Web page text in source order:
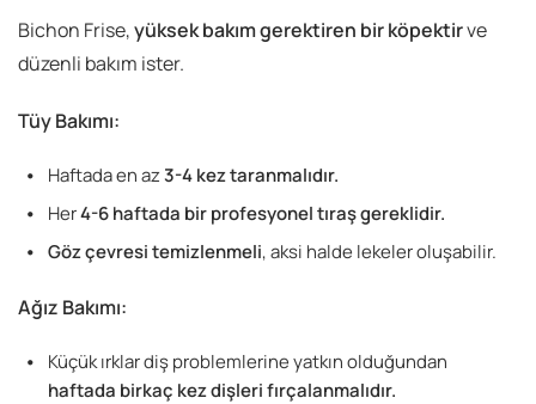
Bichon Frise,yüksek bakım gerektiren bir köpektirve
düzenli bakım ister.
Tüy Bakımı:
Haftada en az3-4 kez taranmalıdır.
Her4-6 haftada bir profesyonel tıraş gereklidir.
Göz çevresi temizlenmeli, aksi halde lekeler oluşabilir.
Ağız Bakımı:
Küçük ırklar diş problemlerine yatkın olduğundan
haftada birkaç kez dişleri fırçalanmalıdır.